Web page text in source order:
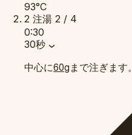
93°C
2 注湯 2 / 4
0:30
30秒
中心に60g まで注ぎます。